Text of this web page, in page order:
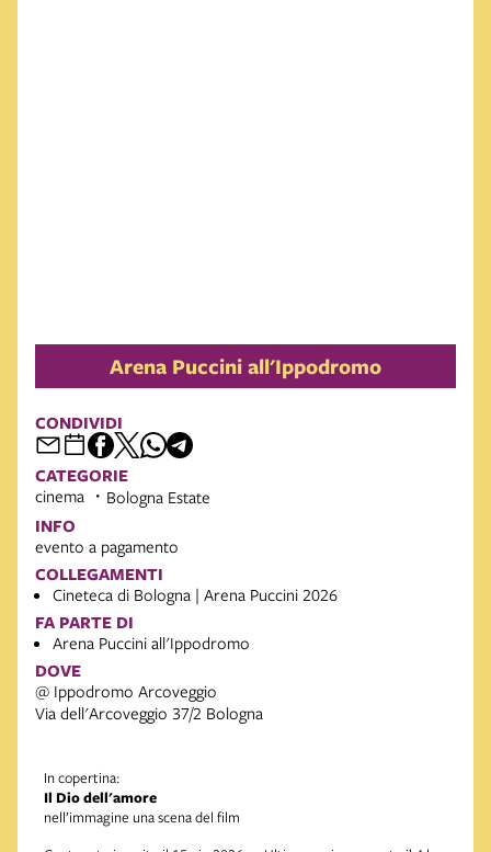
Arena Puccini all'Ippodromo
CONDIVIDI
CATEGORIE
cinema Bologna Estate
INFO
evento a pagamento
COLLEGAMENTI
Cineteca di Bologna | Arena Puccini 2026
FA PARTE DI
Arena Puccini all'Ippodromo
DOVE
@ Ippodromo Arcoveggio
Via dell'Arcoveggio 37/2 Bologna
In copertina:
Il Dio dell'amore
nell’immagine una scena del film